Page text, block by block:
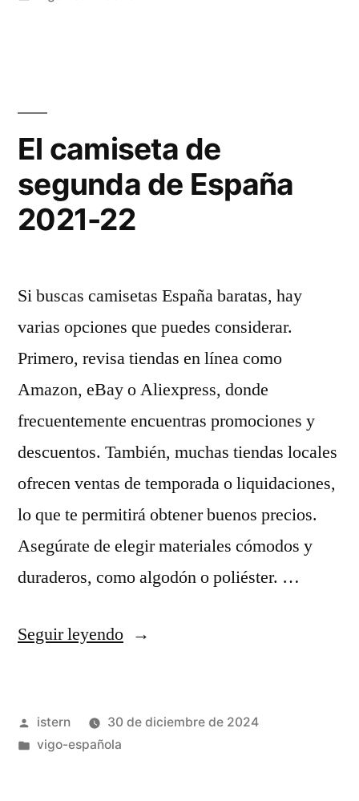
El camiseta de
segunda de España
2021-22
Si buscas camisetas España baratas, hay
varias opciones que puedes considerar.
Primero, revisa tiendas en línea como
Amazon, eBay o Aliexpress, donde
frecuentemente encuentras promociones y
descuentos. También, muchas tiendas locales
ofrecen ventas de temporada o liquidaciones,
lo que te permitirá obtener buenos precios.
Asegúrate de elegir materiales cómodos y
duraderos, como algodón o poliéster. …
Seguir leyendo«El
segunda
Publicado
por
istern
30 de diciembre de 2024
Publicado
vigo-española